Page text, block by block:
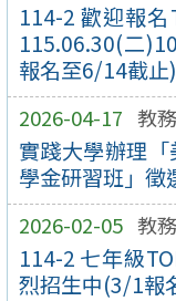
114-2 歡迎報
115.06.30(二
報名至6/14截止)
2026-04-17 教
實踐大學辦理
學金研習班」徵
2026-02-05 教
114-2 七年級
烈招生中(3/1報